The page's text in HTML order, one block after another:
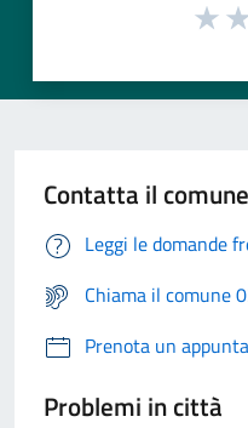
Contatta il comune
Leggi le domande
Chiama il comune
Prenota un
Problemi in città